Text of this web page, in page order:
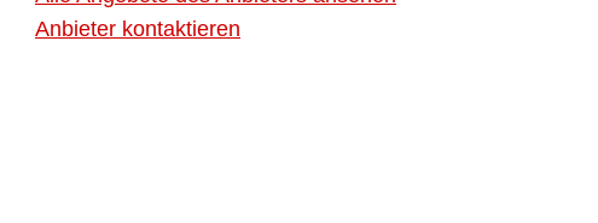
Anbieter kontaktieren